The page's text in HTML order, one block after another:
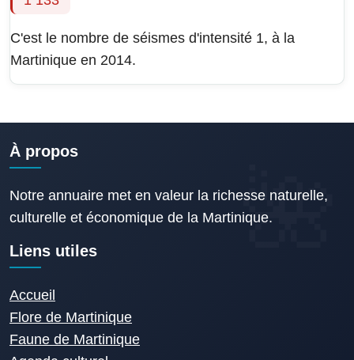
C'est le nombre de séismes d'intensité 1, à la
Martinique en 2014.
À propos
Notre annuaire met en valeur la richesse naturelle,
culturelle et économique de la Martinique.
Liens utiles
Accueil
Flore de Martinique
Faune de Martinique